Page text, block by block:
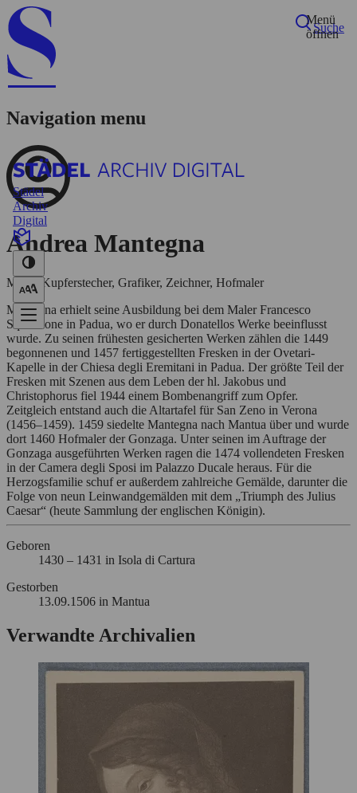
Navigation menu
Menü
öffnen
Städel
Archiv
Digital
Korrespondenzen
Suche
Credits und Dank
Kontakt
STÄDELMUSEUM
Digitale Sammlung
Städel Archiv
Suche
Andrea Mantegna
Maler, Kupferstecher, Grafiker, Zeichner, Hofmaler
Mantegna erhielt seine Ausbildung bei dem Maler Francesco
Squarcione in Padua, wo er durch Donatellos Werke beeinflusst
wurde. Zu seinen frühesten gesicherten Werken zählen die 1449
begonnenen und 1457 fertiggestellten Fresken in der Ovetari-
Kapelle in der Chiesa degli Eremitani in Padua. Der größte Teil der
Fresken mit Szenen aus dem Leben der hl. Jakobus und
Christophorus fiel 1944 einem Bombenangriff zum Opfer.
Zeitgleich entstand auch die Altartafel für San Zeno in Verona
(1456–1459). 1459 siedelte Mantegna nach Mantua über und wurde
dort 1460 Hofmaler der Gonzaga. Unter seinen im Auftrage der
Gonzaga ausgeführten Werken ragen die 1474 vollendeten Fresken
in der Camera degli Sposi im Palazzo Ducale heraus. Für die
Herzogsfamilie schuf er außerdem zahlreiche Gemälde, darunter die
Folge von neun Leinwandgemälden mit dem „Triumph des Julius
Caesar“ (heute Sammlung der englischen Königin).
Geboren
1430 – 1431 in Isola di Cartura
Gestorben
13.09.1506 in Mantua
Verwandte Archivalien